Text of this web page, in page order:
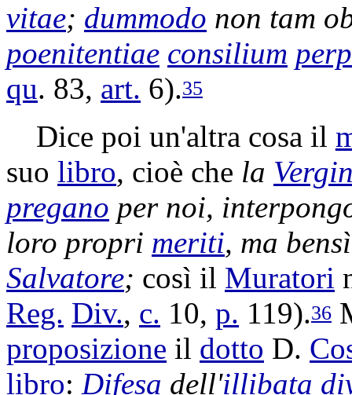
vitae; dummodo non tam
poenitentiae consilium
qu. 83, art. 6).35
Dice poi un'altra cosa il
suo libro, cioè che la
pregano per noi,
loro propri meriti, ma
Salvatore; così il Muratori
Reg. Div., c. 10, p. 119).36
proposizione il dotto D.
libro: Difesa dell'illibata